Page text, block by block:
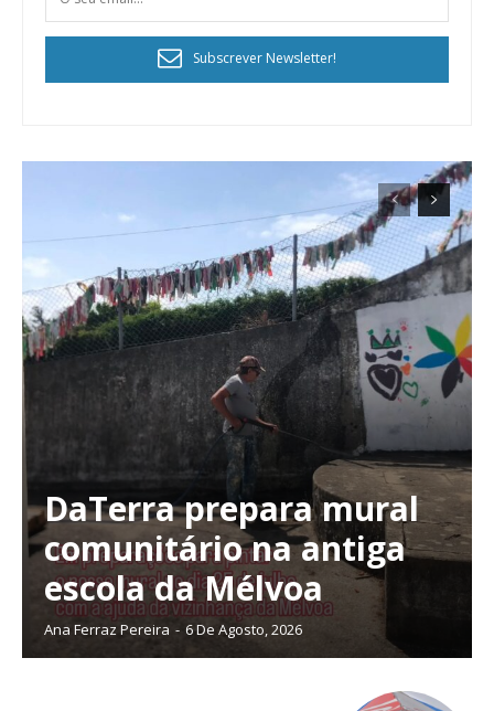
Planos de Assinatura
Subscrever Newsletter!
DaTerra prepara mural
comunitário na antiga
escola da Mélvoa
Ana Ferraz Pereira - 6 De Agosto, 2026